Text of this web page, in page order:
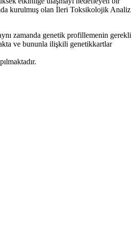
kurulmuş olan İleri Toksikolojik Analiz
zamanda genetik profillemenin gerekli
ve bununla ilişkili genetikkartlar